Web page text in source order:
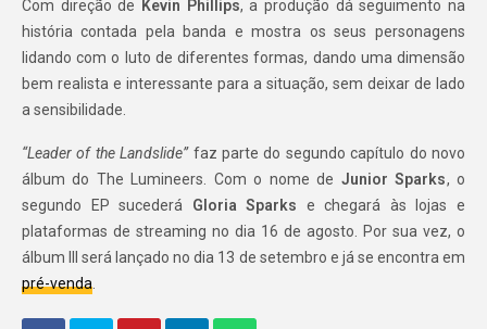
Com direção de Kevin Phillips, a produção dá seguimento na
história contada pela banda e mostra os seus personagens
lidando com o luto de diferentes formas, dando uma dimensão
bem realista e interessante para a situação, sem deixar de lado
a sensibilidade.
“Leader of the Landslide”faz parte do segundo capítulo do novo
álbum do The Lumineers. Com o nome de Junior Sparks, o
segundo EP sucederá Gloria Sparks e chegará às lojas e
plataformas de streaming no dia 16 de agosto. Por sua vez, o
álbum III será lançado no dia 13 de setembro e já se encontra em
pré-venda.